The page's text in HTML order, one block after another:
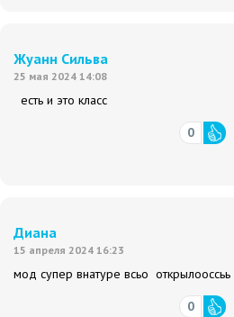
Жуанн Сильва
25 мая 2024 14:08
есть и это класс
0
Диана
15 апреля 2024 16:23
мод супер внатуре всьо открылооссьь
0